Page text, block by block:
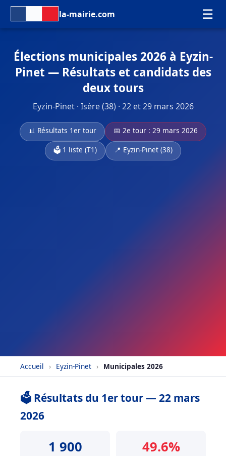
la-mairie.com ☰
Élections municipales 2026 à Eyzin-
Pinet — Résultats et candidats des
deux tours
Eyzin-Pinet · Isère (38) · 22 et 29 mars 2026
📊 Résultats 1er tour
📅 2e tour : 29 mars 2026
🗳️ 1 liste (T1)
📍 Eyzin-Pinet (38)
Accueil › Eyzin-Pinet › Municipales 2026
🗳️ Résultats du 1er tour — 22 mars
2026
1 900 49.6%